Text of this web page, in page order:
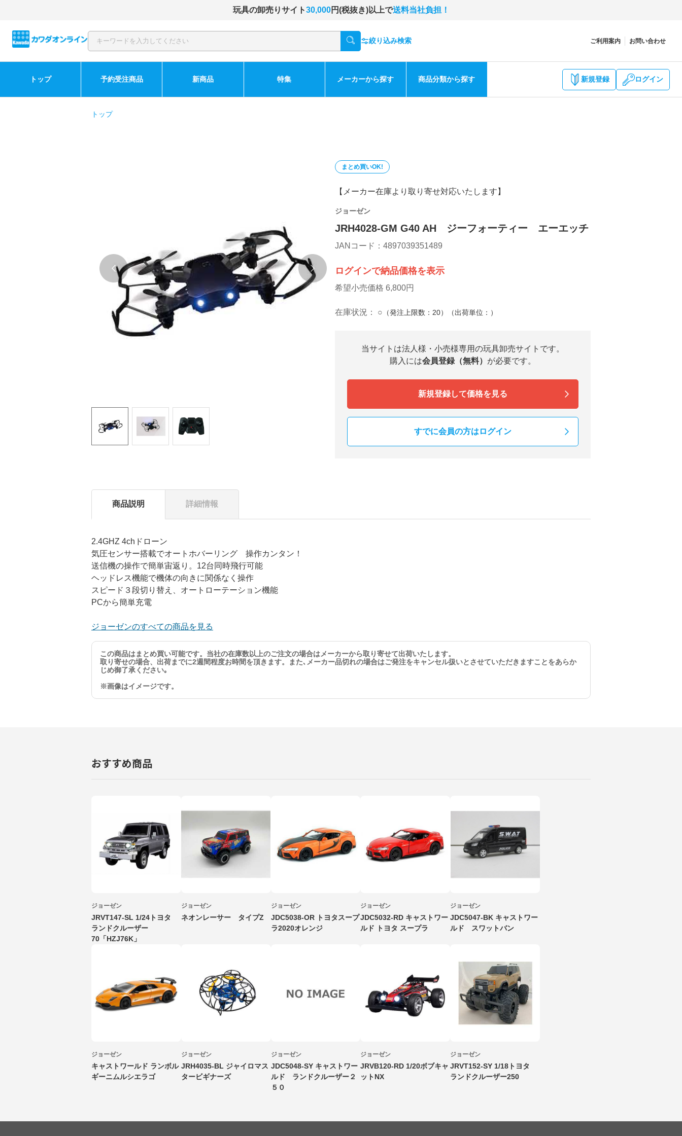
玩具の卸売りサイト30,000円(税抜き)以上で送料当社負担！
絞り込み検索 ご利用案内 お問い合わせ
トップ 予約受注商品 新商品 特集 メーカーから探す 商品分類から探す 新規登録 ログイン
トップ
まとめ買いOK!
【メーカー在庫より取り寄せ対応いたします】
ジョーゼン
JRH4028-GM G40 AH ジーフォーティー エーエッチ
JANコード：4897039351489
ログインで納品価格を表示
希望小売価格 6,800円
在庫状況： ○ （発注上限数：20）（出荷単位：）
当サイトは法人様・小売様専用の玩具卸売サイトです。
購入には会員登録（無料） が必要です。
新規登録して価格を見る
すでに会員の方はログイン
商品説明 詳細情報
2.4GHZ 4chドローン
気圧センサー搭載でオートホバーリング 操作カンタン！
送信機の操作で簡単宙返り。12台同時飛行可能
ヘッドレス機能で機体の向きに関係なく操作
スピード３段切り替え、オートローテーション機能
PCから簡単充電
ジョーゼンのすべての商品を見る
この商品はまとめ買い可能です。当社の在庫数以上のご注文の場合はメーカーから取り寄せて出荷いたします。
取り寄せの場合、出荷までに2週間程度お時間を頂きます。また､メーカー品切れの場合はご発注をキャンセル扱いとさせていただきますことをあらか
じめ御了承ください｡
※画像はイメージです。
おすすめ商品
ジョーゼン
JRVT147-SL 1/24トヨタ
ランドクルーザー
70「HZJ76K」
ジョーゼン
ネオンレーサー タイプZ
ジョーゼン
JDC5038-OR トヨタスープ
ラ2020オレンジ
ジョーゼン
JDC5032-RD キャストワー
ルド トヨタ スープラ
ジョーゼン
JDC5047-BK キャストワー
ルド スワットバン
ジョーゼン
キャストワールド ランボル
ギーニムルシエラゴ
ジョーゼン
JRH4035-BL ジャイロマス
タービギナーズ
ジョーゼン
JDC5048-SY キャストワー
ルド ランドクルーザー２
５０
ジョーゼン
JRVB120-RD 1/20ボブキャ
ットNX
ジョーゼン
JRVT152-SY 1/18トヨタ
ランドクルーザー250